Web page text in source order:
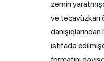
zəmin
və təcavüzkarı
istifadə